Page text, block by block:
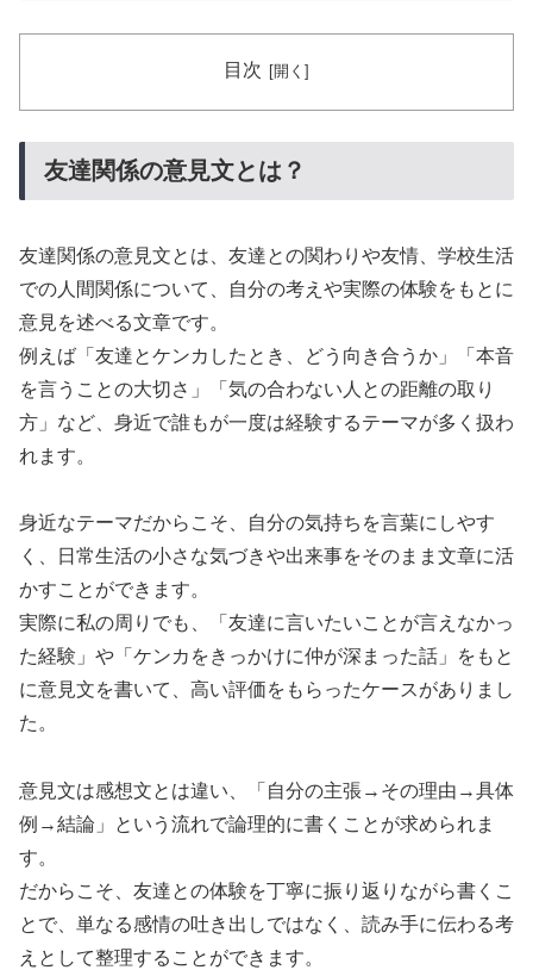
目次
友達関係の意見文とは？
友達関係の意見文とは、友達との関わりや友情、学校生活
での人間関係について、自分の考えや実際の体験をもとに
意見を述べる文章です。
例えば「友達とケンカしたとき、どう向き合うか」「本音
を言うことの大切さ」「気の合わない人との距離の取り
方」など、身近で誰もが一度は経験するテーマが多く扱わ
れます。
身近なテーマだからこそ、自分の気持ちを言葉にしやす
く、日常生活の小さな気づきや出来事をそのまま文章に活
かすことができます。
実際に私の周りでも、「友達に言いたいことが言えなかっ
た経験」や「ケンカをきっかけに仲が深まった話」をもと
に意見文を書いて、高い評価をもらったケースがありまし
た。
意見文は感想文とは違い、「自分の主張→その理由→具体
例→結論」という流れで論理的に書くことが求められま
す。
だからこそ、友達との体験を丁寧に振り返りながら書くこ
とで、単なる感情の吐き出しではなく、読み手に伝わる考
えとして整理することができます。